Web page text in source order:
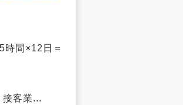
間×12日＝
接客業...